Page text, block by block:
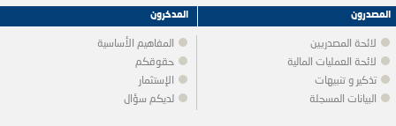
المدخرون
المفاهيم الأساسية
حقوقكم
الإستثمار
لديكم سؤال
المصدرون
لائحة المصدريين
لائحة العمليات المالية
تذكير و تنبيهات
البيانات المسجلة